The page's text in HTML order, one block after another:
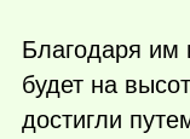
Благодаря им
будет на
достигли